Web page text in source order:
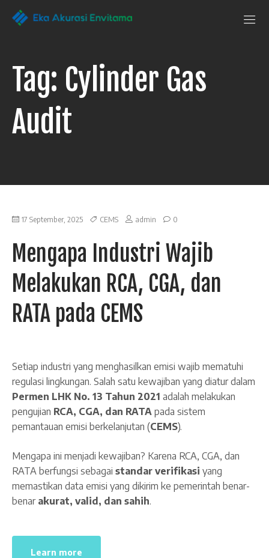
Penguji Eka
Laboratorium
dapat
anda
andalkan
Tag: Cylinder Gas
Audit
17 September, 2025 CEMS admin 0
Mengapa Industri Wajib
Melakukan RCA, CGA, dan
RATA pada CEMS
Setiap industri yang menghasilkan emisi wajib mematuhi
regulasi lingkungan. Salah satu kewajiban yang diatur dalam
Permen LHK No. 13 Tahun 2021 adalah melakukan
pengujian RCA, CGA, dan RATA pada sistem
pemantauan emisi berkelanjutan (CEMS).
Mengapa ini menjadi kewajiban? Karena RCA, CGA, dan
RATA berfungsi sebagai standar verifikasi yang
memastikan data emisi yang dikirim ke pemerintah benar-
benar akurat, valid, dan sahih.
Learn more